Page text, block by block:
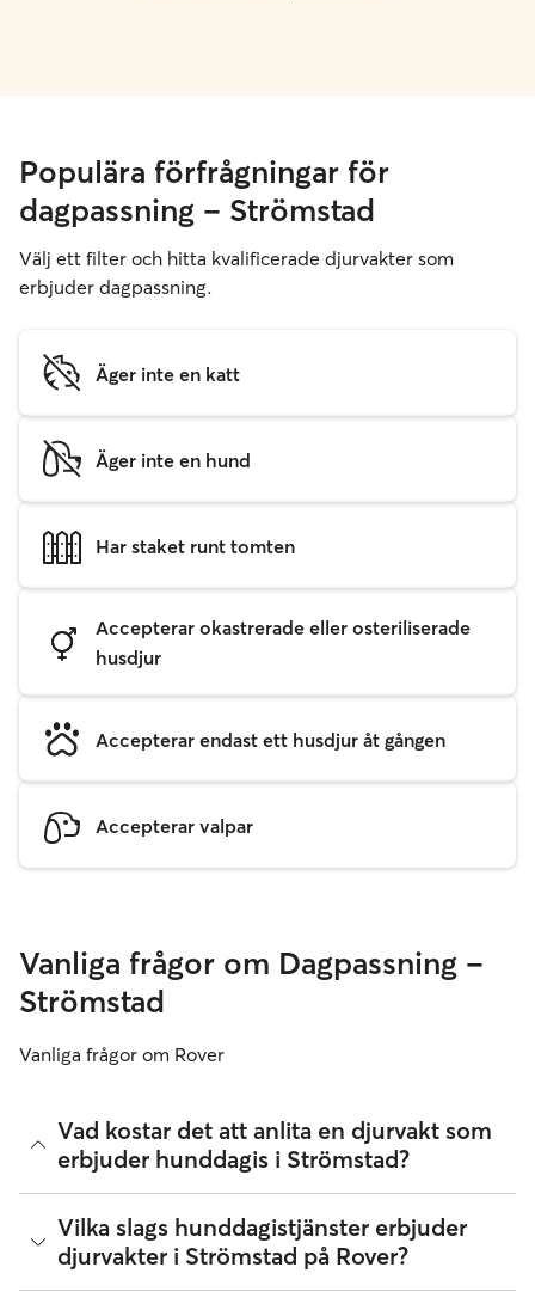
Populära förfrågningar för
dagpassning – Strömstad
Välj ett filter och hitta kvalificerade djurvakter som
erbjuder dagpassning.
Äger inte en katt
Äger inte en hund
Har staket runt tomten
Accepterar okastrerade eller osteriliserade
husdjur
Accepterar endast ett husdjur åt gången
Accepterar valpar
Vanliga frågor om Dagpassning –
Strömstad
Vanliga frågor om Rover
Vad kostar det att anlita en djurvakt som
erbjuder hunddagis i Strömstad?
Djurvakter på Rover väljer sina egna priser.
Mediankostnaden för att anlita en djurvakt som erbjuder
dagpassning för hundar i Strömstad på Rover var augusti
2026 cirka 350 per dag, med Rovers serviceavgift inräknad.
Vilka slags hunddagistjänster erbjuder
djurvakter i Strömstad på Rover?